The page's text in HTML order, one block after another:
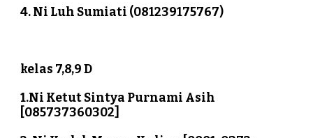
4. Ni Luh Sumiati (081239175767)
kelas 7,8,9 D
1.Ni Ketut Sintya Purnami Asih
[085737360302]